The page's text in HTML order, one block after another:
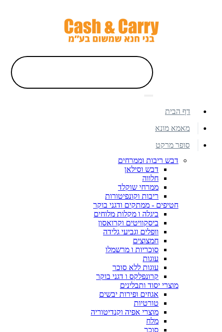
דף הבית
מאמא מונא
סופר מרקט
דבש ריבות וממרחים
דבש וסילאן
חלווה
ממרחי שוקלד
ריבות וקונפיטורות
חטיפים - ממתקים ודגני בוקר
ביגלה ו מקלות מלוחים
ביסקוויטים וקרואסון
וופלים וגביעי גלידה
חמצוצים
סוכריות ו מרשמלו
עוגות
עוגות ללא סוכר
קרונפלקס ו דגני בוקר
מוצרי יסוד ותבלינים
אגוזים ופירות יבשים
טורטיות
מוצרי אפיה וקנדיטוריה
מלח
סוכר